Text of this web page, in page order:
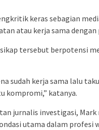
keras sebagian
atau kerja sama
tersebut berpotensi
sudah kerja sama lalu
kompromi,” katanya.
jurnalis investigasi,
utama dalam profesi